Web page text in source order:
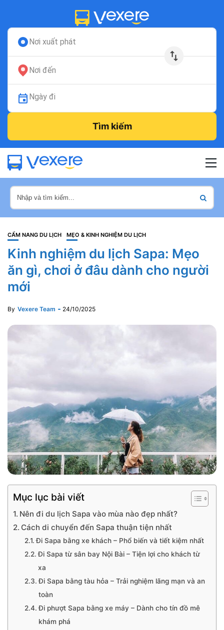
Nơi xuất phát
Nơi đến
Ngày đi
Tìm kiếm
CẨM NANG DU LỊCH MẸO & KINH NGHIỆM DU LỊCH
Kinh nghiệm du lịch Sapa: Mẹo
ăn gì, chơi ở đâu dành cho người
mới
By Vexere Team 24/10/2025
Mục lục bài viết
Nên đi du lịch Sapa vào mùa nào đẹp nhất?
Cách di chuyển đến Sapa thuận tiện nhất
Đi Sapa bằng xe khách – Phổ biến và tiết kiệm nhất
Đi Sapa từ sân bay Nội Bài – Tiện lợi cho khách từ
xa
Đi Sapa bằng tàu hỏa – Trải nghiệm lãng mạn và an
toàn
Đi phượt Sapa bằng xe máy – Dành cho tín đồ mê
khám phá